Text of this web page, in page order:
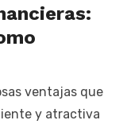
ventajas que
y atractiva